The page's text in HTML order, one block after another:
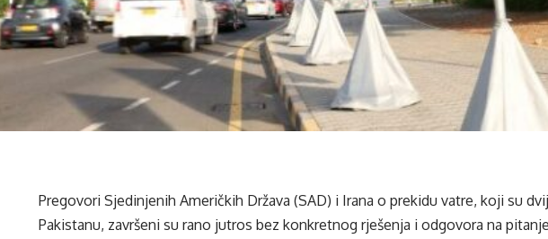
Pregovori Sjedinjenih Američkih Država (SAD) i Irana o prekidu vatre, koji su
Pakistanu, završeni su rano jutros bez konkretnog rješenja i odgovora na